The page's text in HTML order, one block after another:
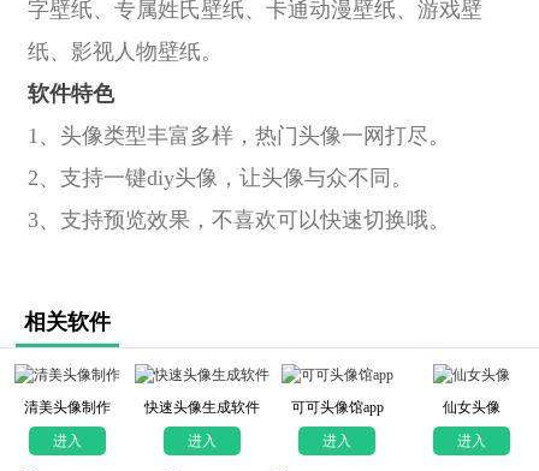
字壁纸、专属姓氏壁纸、卡通动漫壁纸、游戏壁
纸、影视人物壁纸。
软件特色
1、头像类型丰富多样，热门头像一网打尽。
2、支持一键diy头像，让头像与众不同。
3、支持预览效果，不喜欢可以快速切换哦。
相关软件
清美头像制作
进入
快速头像生成软件
进入
可可头像馆app
进入
仙女头像
进入